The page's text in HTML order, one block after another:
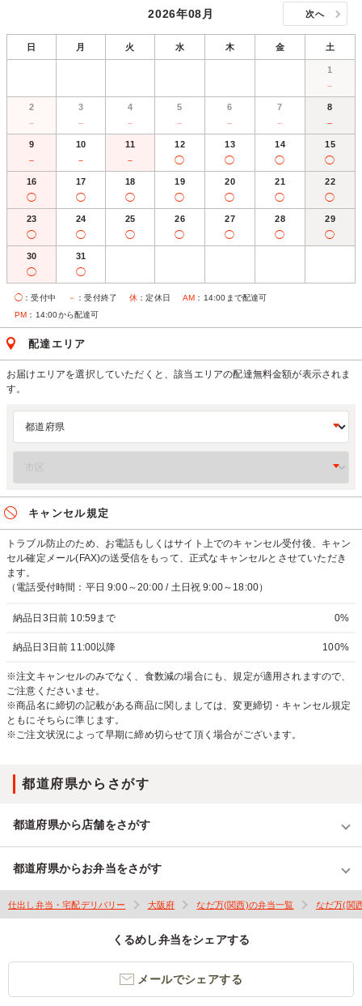
2026年08月 次へ
日 月 火 水 木 金 土
1
－
2
－
3
－
4
－
5
－
6
－
7
－
8
－
9
－
10
－
11
－
12
◯
13
◯
14
◯
15
◯
16
◯
17
◯
18
◯
19
◯
20
◯
21
◯
22
◯
23
◯
24
◯
25
◯
26
◯
27
◯
28
◯
29
◯
30
◯
31
◯
◯ ：受付中 － ：受付終了 休 ：定休日 AM ：14:00まで配達可
PM ：14:00から配達可
配達エリア
お届けエリアを選択していただくと、該当エリアの配達無料金額が表示されま
す。
キャンセル規定
トラブル防止のため、お電話もしくはサイト上でのキャンセル受付後、キャン
セル確定メール(FAX)の送受信をもって、正式なキャンセルとさせていただき
ます。
（電話受付時間：平日 9:00～20:00 / 土日祝 9:00～18:00）
納品日3日前 10:59まで 0%
納品日3日前 11:00以降 100%
※注文キャンセルのみでなく、食数減の場合にも、規定が適用されますので、
ご注意くださいませ。
※商品名に締切の記載がある商品に関しましては、変更締切・キャンセル規定
ともにそちらに準じます。
※ご注文状況によって早期に締め切らせて頂く場合がございます。
都道府県からさがす
都道府県から店舗をさがす
都道府県からお弁当をさがす
仕出し弁当・宅配デリバリー 大阪府 なだ万(関西)の弁当一覧 なだ万(関
くるめし弁当をシェアする
メールでシェアする